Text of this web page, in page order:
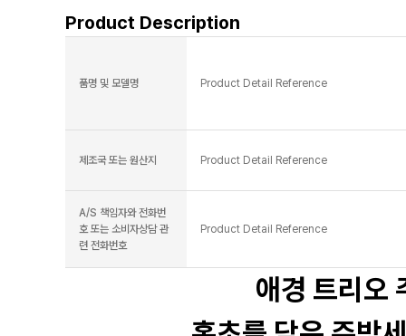
Product Description
품명 및 모델명 Product Detail Reference
제조국 또는 원산지 Product Detail Reference
A/S 책임자와 전화번
호 또는 소비자상담 관
련 전화번호
Product Detail Reference
애경 트리